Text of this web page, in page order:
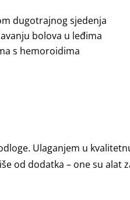
dugotrajnog sjedenja
bolova u leđima
s hemoroidima
Ulaganjem u
od dodatka – one su alat